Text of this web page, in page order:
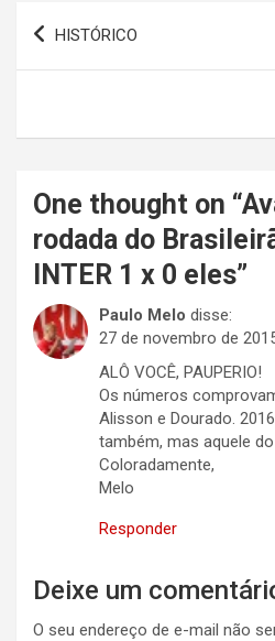
Navegação
HISTÓRICO
One thought on “
rodada do
INTER 1 x 0 eles”
Paulo Melo disse:
27 de novembro de
ALÔ VOCÊ, PAUPERIO!
Os números
Alisson e Dourado.
também, mas aquele
Coloradamente,
Melo
Responder
Deixe um
O seu endereço de e-mail não